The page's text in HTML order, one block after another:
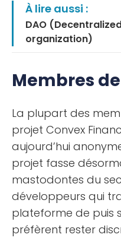
À lire aussi :
DAO
organization)
Membres
La plupart des
projet Convex
aujourd’hui
projet fasse
mastodontes du
développeurs qui
plateforme de puis
préfèrent rester